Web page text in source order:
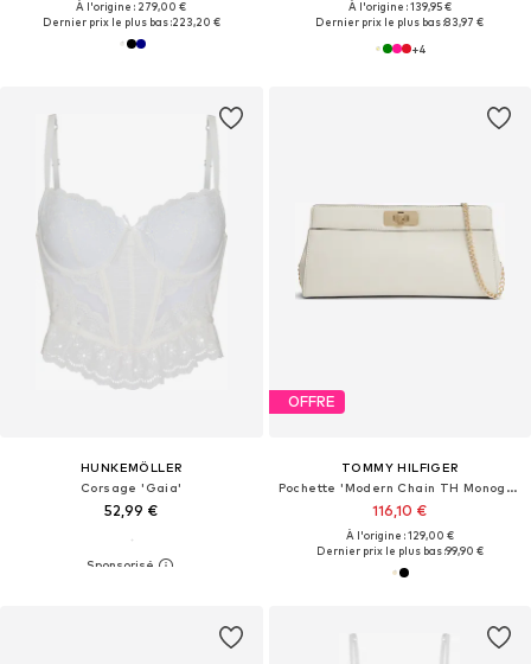
À l'origine : 279,00 €
Dernier prix le plus bas :223,20 €
À l'origine : 139,95 €
Dernier prix le plus bas :83,97 €
+4
HUNKEMÖLLER
Corsage 'Gaia'
52,99 €
OFFRE
TOMMY HILFIGER
Pochette 'Modern Chain TH Monogram Clasp Clutch'
116,10 €
À l'origine : 129,00 €
Dernier prix le plus bas :99,90 €